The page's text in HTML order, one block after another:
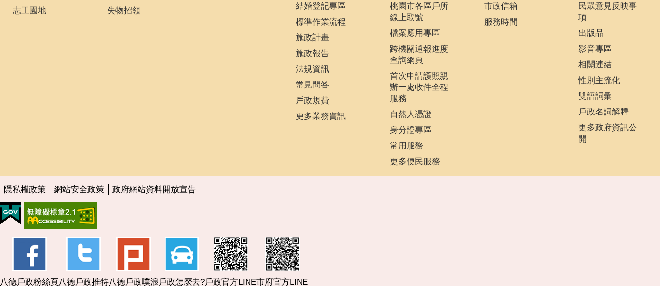
志工園地
失物招領
結婚登記專區
標準作業流程
施政計畫
施政報告
法規資訊
常見問答
戶政規費
更多業務資訊
桃園市各區戶所
線上取號
檔案應用專區
跨機關通報進度
查詢網頁
首次申請護照親
辦一處收件全程
服務
自然人憑證
身分證專區
常用服務
更多便民服務
市政信箱
服務時間
民眾意見反映事
項
出版品
影音專區
相關連結
性別主流化
雙語詞彙
戶政名詞解釋
更多政府資訊公
開
隱私權政策 網站安全政策 政府網站資料開放宣告
八德戶政粉絲頁八德戶政推特八德戶政噗浪戶政怎麼去?戶政官方LINE市府官方LINE